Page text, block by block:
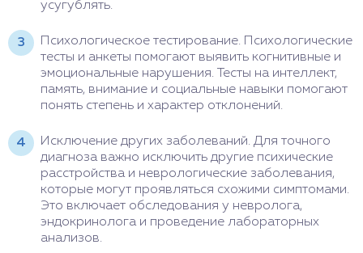
усугублять.
Психологическое тестирование. Психологические
тесты и анкеты помогают выявить когнитивные и
эмоциональные нарушения. Тесты на интеллект,
память, внимание и социальные навыки помогают
понять степень и характер отклонений.
Исключение других заболеваний. Для точного
диагноза важно исключить другие психические
расстройства и неврологические заболевания,
которые могут проявляться схожими симптомами.
Это включает обследования у невролога,
эндокринолога и проведение лабораторных
анализов.